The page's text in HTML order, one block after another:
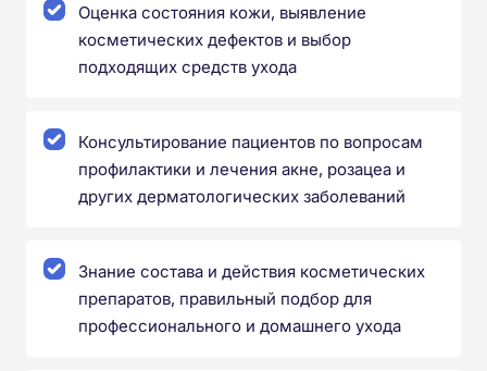
Оценка состояния кожи, выявление
косметических дефектов и выбор
подходящих средств ухода
Консультирование пациентов по вопросам
профилактики и лечения акне, розацеа и
других дерматологических заболеваний
Знание состава и действия косметических
препаратов, правильный подбор для
профессионального и домашнего ухода